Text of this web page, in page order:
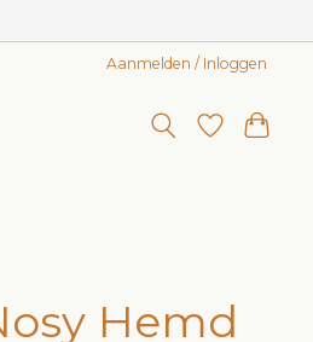
Aanmelden / Inloggen
Hemd